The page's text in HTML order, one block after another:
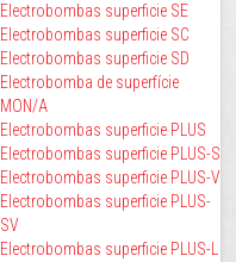
Electrobombas superficie SE
Electrobombas superficie SC
Electrobombas superficie SD
Electrobomba de superfície
MON/A
Electrobombas superficie PLUS
Electrobombas superficie PLUS-S
Electrobombas superficie PLUS-V
Electrobombas superficie PLUS-
SV
Electrobombas superficie PLUS-L